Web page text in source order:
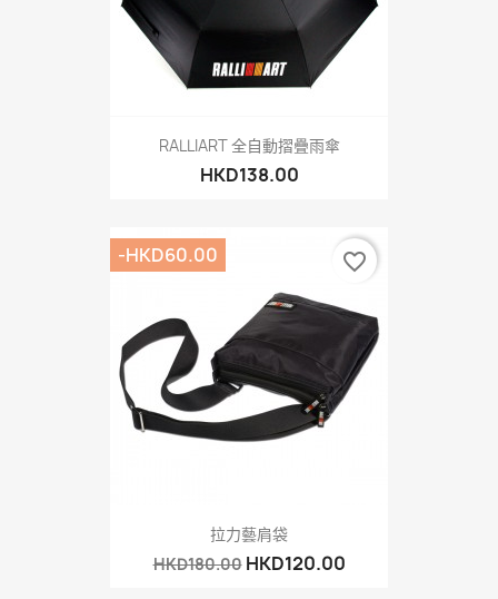
RALLIART 全自動摺疊雨傘
HKD138.00
拉力藝肩袋
HKD180.00 HKD120.00
-HKD60.00 favorite_border